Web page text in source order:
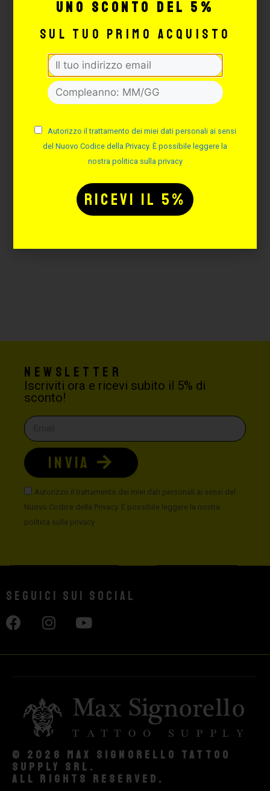
TUBO MONOUSO STERILE
PER AGHI TATTOO GRIP Ø
38MM WHITE TIGER
Cod. WBB
Da 0.79 €
Acquistane almeno26a soli€1.01
CONFIGURA
Newsletter
Iscriviti ora e ricevi subito il 5% di
sconto!
Autorizzo il trattamento dei miei dati personali ai sensi del
Nuovo Codice della Privacy. È possibile leggere la nostra
politica sulla privacy
INVIA
Seguici sui social
© 2026 Max Signorello Tattoo
supply srl.
All rights reserved.
uno sconto del 5%
sul tuo primo acquisto
Autorizzo il trattamento dei miei dati personali ai sensi
del Nuovo Codice della Privacy. È possibile leggere la
nostra politica sulla privacy